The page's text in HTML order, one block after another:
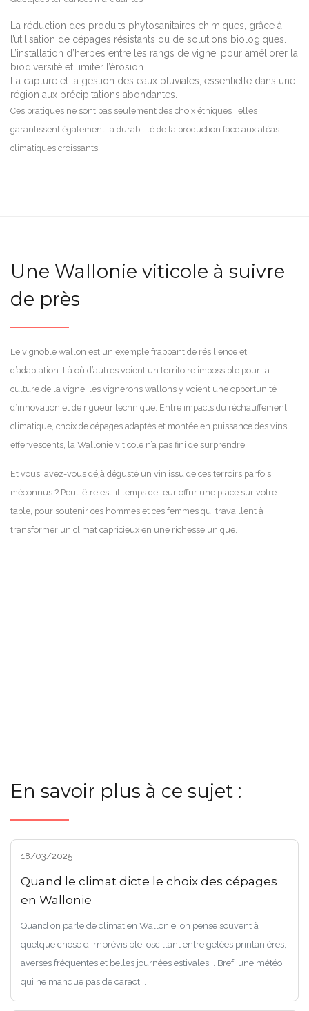
La réduction des produits phytosanitaires chimiques, grâce à
l’utilisation de cépages résistants ou de solutions biologiques.
L’installation d’herbes entre les rangs de vigne, pour améliorer la
biodiversité et limiter l’érosion.
La capture et la gestion des eaux pluviales, essentielle dans une
région aux précipitations abondantes.
Ces pratiques ne sont pas seulement des choix éthiques ; elles
garantissent également la durabilité de la production face aux aléas
climatiques croissants.
Une Wallonie viticole à suivre
de près
Le vignoble wallon est un exemple frappant de résilience et
d’adaptation. Là où d’autres voient un territoire impossible pour la
culture de la vigne, les vignerons wallons y voient une opportunité
d’innovation et de rigueur technique. Entre impacts du réchauffement
climatique, choix de cépages adaptés et montée en puissance des vins
effervescents, la Wallonie viticole n’a pas fini de surprendre.
Et vous, avez-vous déjà dégusté un vin issu de ces terroirs parfois
méconnus ? Peut-être est-il temps de leur offrir une place sur votre
table, pour soutenir ces hommes et ces femmes qui travaillent à
transformer un climat capricieux en une richesse unique.
En savoir plus à ce sujet :
18/03/2025
Quand le climat dicte le choix des cépages
en Wallonie
Quand on parle de climat en Wallonie, on pense souvent à
quelque chose d’imprévisible, oscillant entre gelées printanières,
averses fréquentes et belles journées estivales... Bref, une météo
qui ne manque pas de caract...